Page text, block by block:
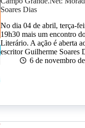
Soares Dias
No dia 04 de abril, terça-
19h30 mais um encontro
Literário. A ação é aberta
escritor Guilherme Soares
6 de novembro